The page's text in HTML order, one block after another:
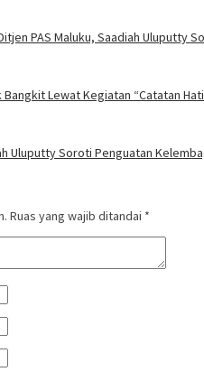
PAS Maluku, Saadiah Uluputty
Bangkit Lewat Kegiatan “Catatan
Uluputty Soroti Penguatan
Ruas yang wajib ditandai *